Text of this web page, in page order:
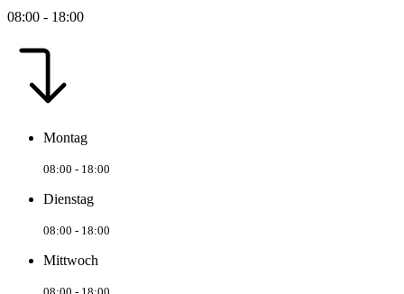
08:00 - 18:00
Montag
08:00 - 18:00
Dienstag
08:00 - 18:00
Mittwoch